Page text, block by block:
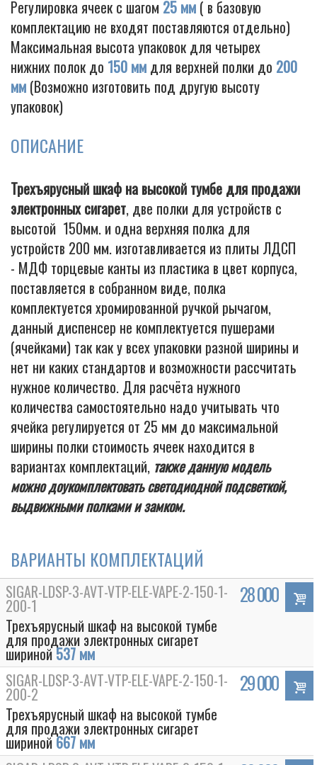
Регулировка ячеек с шагом 25 мм ( в базовую
комплектацию не входят поставляются отдельно)
Максимальная высота упаковок для четырех
нижних полок до 150 мм для верхней полки до 200
мм (Возможно изготовить под другую высоту
упаковок)
ОПИСАНИЕ
Трехъярусный шкаф на высокой тумбе для продажи
электронных сигарет, две полки для устройств с
высотой 150мм. и одна верхняя полка для
устройств 200 мм. изготавливается из плиты ЛДСП
- МДФ торцевые канты из пластика в цвет корпуса,
поставляется в собранном виде, полка
комплектуется хромированной ручкой рычагом,
данный диспенсер не комплектуется пушерами
(ячейками) так как у всех упаковки разной ширины и
нет ни каких стандартов и возможности рассчитать
нужное количество. Для расчёта нужного
количества самостоятельно надо учитывать что
ячейка регулируется от 25 мм до максимальной
ширины полки стоимость ячеек находится в
вариантах комплектаций, также данную модель
можно доукомплектовать светодиодной подсветкой,
выдвижными полками и замком.
ВАРИАНТЫ КОМПЛЕКТАЦИЙ
SIGAR-LDSP-3-AVT-VTP-ELE-VAPE-2-150-1-
200-1
Трехъярусный шкаф на высокой тумбе
для продажи электронных сигарет
шириной537 мм
28 000
SIGAR-LDSP-3-AVT-VTP-ELE-VAPE-2-150-1-
200-2
Трехъярусный шкаф на высокой тумбе
для продажи электронных сигарет
шириной667 мм
29 000